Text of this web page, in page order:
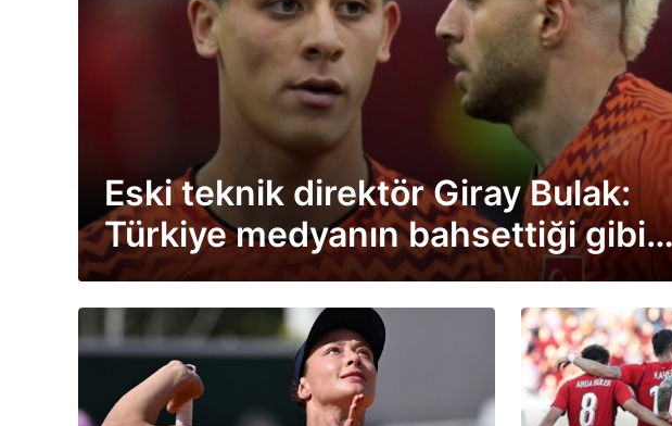
Eski teknik direktör Giray Bulak:
Türkiye medyanın bahsettiği gibi
bir takım değil